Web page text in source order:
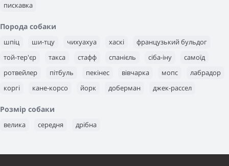
пискавка
Порода собаки
шпіц ши-тцу чихуахуа хаскі
французький бульдог
той-тер'єр
такса стафф спанієль сіба-іну
самоїд
ротвейлер
пітбуль пекінес вівчарка мопс
лабрадор
коргі
кане-корсо йорк доберман
джек-рассел
Розмір собаки
велика середня дрібна